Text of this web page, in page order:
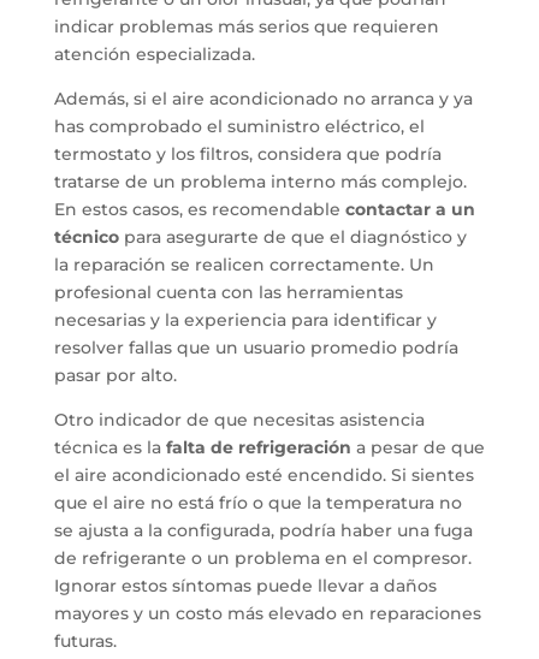
indicar problemas más serios que requieren
atención especializada.
Además, si el aire acondicionado no arranca y ya
has comprobado el suministro eléctrico, el
termostato y los filtros, considera que podría
tratarse de un problema interno más complejo.
En estos casos, es recomendable contactar a un
técnicopara asegurarte de que el diagnóstico y
la reparación se realicen correctamente. Un
profesional cuenta con las herramientas
necesarias y la experiencia para identificar y
resolver fallas que un usuario promedio podría
pasar por alto.
Otro indicador de que necesitas asistencia
técnica es la falta de refrigeración a pesar de que
el aire acondicionado esté encendido. Si sientes
que el aire no está frío o que la temperatura no
se ajusta a la configurada, podría haber una fuga
de refrigerante o un problema en el compresor.
Ignorar estos síntomas puede llevar a daños
mayores y un costo más elevado en reparaciones
futuras.